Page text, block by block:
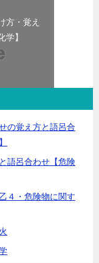
方・覚え
学】
の覚え方と語呂合
語呂合わせ【危険
４・危険物に関す